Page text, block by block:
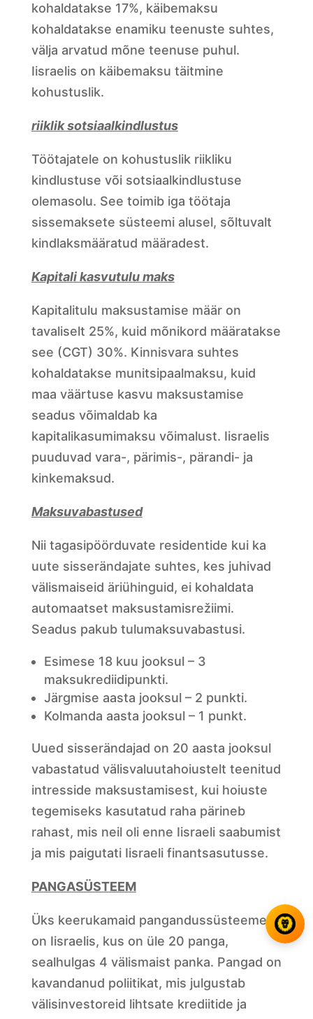
kohaldatakse 17%, käibemaksu
kohaldatakse enamiku teenuste suhtes,
välja arvatud mõne teenuse puhul.
Iisraelis on käibemaksu täitmine
kohustuslik.
riiklik sotsiaalkindlustus
Töötajatele on kohustuslik riikliku
kindlustuse või sotsiaalkindlustuse
olemasolu. See toimib iga töötaja
sissemaksete süsteemi alusel, sõltuvalt
kindlaksmääratud määradest.
Kapitali kasvutulu maks
Kapitalitulu maksustamise määr on
tavaliselt 25%, kuid mõnikord määratakse
see (CGT) 30%. Kinnisvara suhtes
kohaldatakse munitsipaalmaksu, kuid
maa väärtuse kasvu maksustamise
seadus võimaldab ka
kapitalikasumimaksu võimalust. Iisraelis
puuduvad vara-, pärimis-, pärandi- ja
kinkemaksud.
Maksuvabastused
Nii tagasipöörduvate residentide kui ka
uute sisserändajate suhtes, kes juhivad
välismaiseid äriühinguid, ei kohaldata
automaatset maksustamisrežiimi.
Seadus pakub tulumaksuvabastusi.
Esimese 18 kuu jooksul – 3
maksukrediidipunkti.
Järgmise aasta jooksul – 2 punkti.
Kolmanda aasta jooksul – 1 punkt.
Uued sisserändajad on 20 aasta jooksul
vabastatud välisvaluutahoiustelt teenitud
intresside maksustamisest, kui hoiuste
tegemiseks kasutatud raha pärineb
rahast, mis neil oli enne Iisraeli saabumist
ja mis paigutati Iisraeli finantsasutusse.
PANGASÜSTEEM
Üks keerukamaid pangandussüsteeme
on Iisraelis, kus on üle 20 panga,
sealhulgas 4 välismaist panka. Pangad on
kavandanud poliitikat, mis julgustab
välisinvestoreid lihtsate krediitide ja